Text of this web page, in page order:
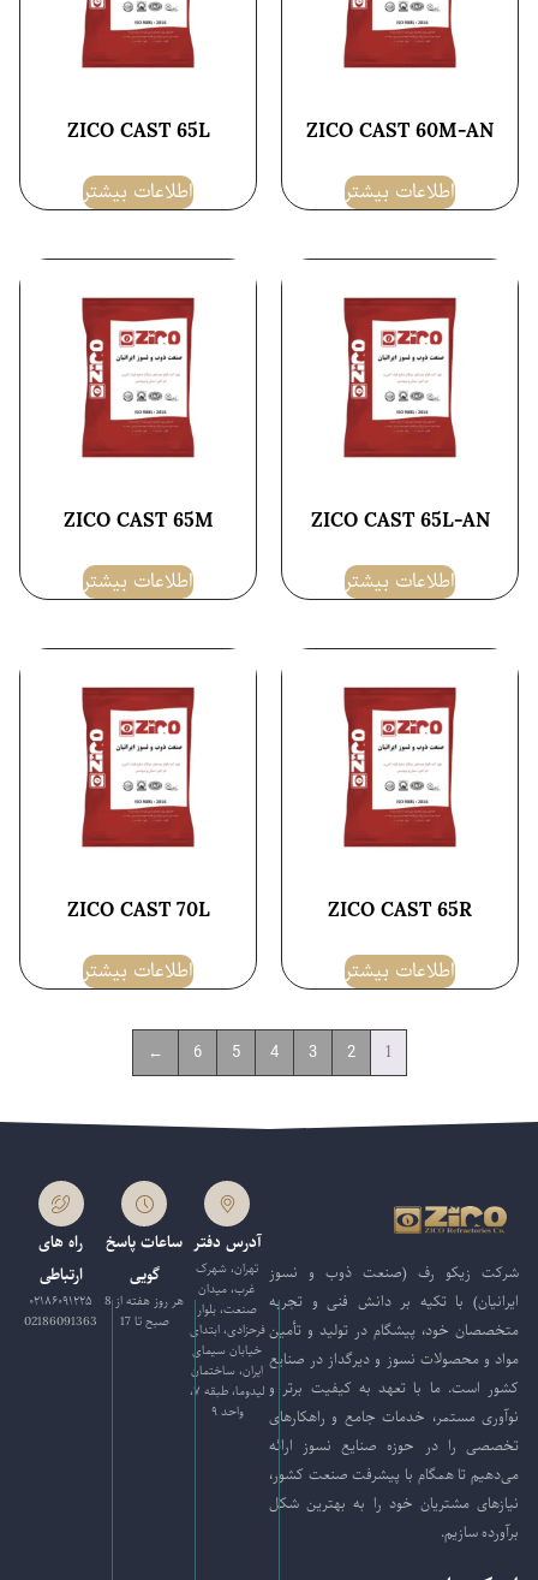
ZICO CAST 60M-AN
اطلاعات بیشتر
ZICO CAST 65L
اطلاعات بیشتر
ZICO CAST 65L-AN
اطلاعات بیشتر
ZICO CAST 65M
اطلاعات بیشتر
ZICO CAST 65R
اطلاعات بیشتر
ZICO CAST 70L
اطلاعات بیشتر
1
2
3
4
5
6
←
شرکت زیکو رف (صنعت ذوب و نسوز
ایرانیان) با تکیه بر دانش فنی و تجربه
متخصصان خود، پیشگام در تولید و تأمین
مواد و محصولات نسوز و دیرگداز در صنایع
کشور است. ما با تعهد به کیفیت برتر و
نوآوری مستمر، خدمات جامع و راهکارهای
تخصصی را در حوزه صنایع نسوز ارائه
می‌دهیم تا همگام با پیشرفت صنعت کشور،
نیازهای مشتریان خود را به بهترین شکل
برآورده سازیم.
آدرس دفتر
تهران، شهرک
غرب، میدان
صنعت، بلوار
فرحزادی، ابتدای
خیابان سیمای
ایران، ساختمان
لیدوما، طبقه ۷،
واحد ۹
ساعات پاسخ
گویی
هر روز هفته از 8
صبح تا 17
راه های
ارتباطی
۰۲۱۸۶۰۹۱۲۲۵
02186091363